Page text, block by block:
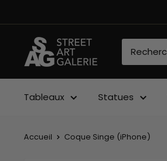
au
contenuStreet
Art
Galerie
Tableaux Statues
Accueil Coque Singe (iPhone)